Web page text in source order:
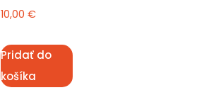
10,00 €
Pridať do
košíka